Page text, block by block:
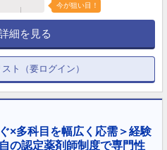
今が狙い目！
細を見る
ト（要ログイン）
×多科目を幅広く応需＞経験
の認定薬剤師制度で専門性